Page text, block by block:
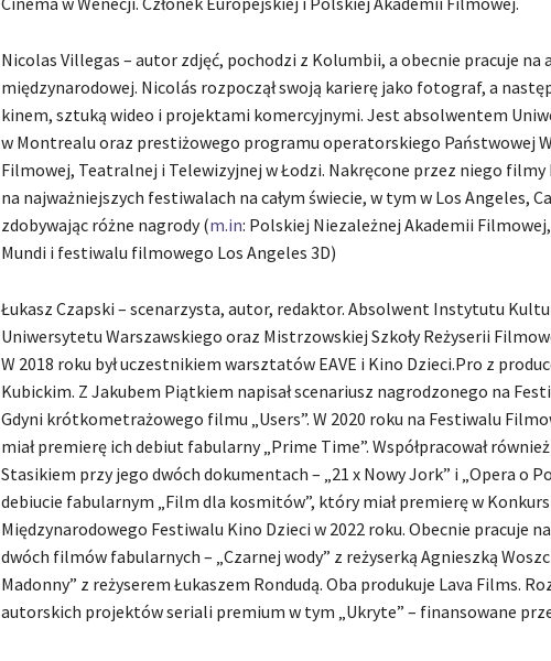
Nicolas Villegas – autor zdjęć, pochodzi z Kolumbii, a obecnie pracuje na
międzynarodowej. Nicolás rozpoczął swoją karierę jako fotograf, a
kinem, sztuką wideo i projektami komercyjnymi. Jest absolwentem
w Montrealu oraz prestiżowego programu operatorskiego Państwowej
Filmowej, Teatralnej i Telewizyjnej w Łodzi. Nakręcone przez niego filmy
na najważniejszych festiwalach na całym świecie, w tym w Los Angeles,
zdobywając różne nagrody (m.in: Polskiej Niezależnej Akademii
Mundi i festiwalu filmowego Los Angeles 3D)
Łukasz Czapski – scenarzysta, autor, redaktor. Absolwent Instytutu
Uniwersytetu Warszawskiego oraz Mistrzowskiej Szkoły Reżyserii
W 2018 roku był uczestnikiem warsztatów EAVE i Kino Dzieci.Pro z
Kubickim. Z Jakubem Piątkiem napisał scenariusz nagrodzonego na
Gdyni krótkometrażowego filmu „Users”. W 2020 roku na Festiwalu
miał premierę ich debiut fabularny „Prime Time”. Współpracował
Stasikiem przy jego dwóch dokumentach – „21 x Nowy Jork” i „Opera o
debiucie fabularnym „Film dla kosmitów”, który miał premierę w
Międzynarodowego Festiwalu Kino Dzieci w 2022 roku. Obecnie pracuje
dwóch filmów fabularnych – „Czarnej wody” z reżyserką Agnieszką
Madonny” z reżyserem Łukaszem Rondudą. Oba produkuje Lava Films.
autorskich projektów seriali premium w tym „Ukryte” – finansowane